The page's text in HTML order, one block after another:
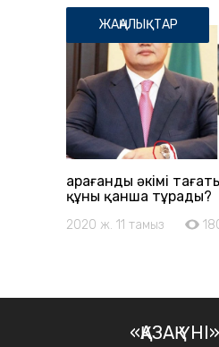
ЖАҢАЛЫҚТАР
Қарағанды әкімі
құны қанша тұрады?
2020 ж. 11 тамыз
«ҚАЗАҚ